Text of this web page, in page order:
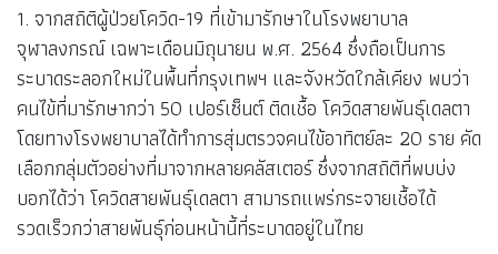
1. จากสถิติผู้ป่วยโควิด-19 ที่เข้ามารักษาในโรงพยาบาล
จุฬาลงกรณ์ เฉพาะเดือนมิถุนายน พ.ศ. 2564 ซึ่งถือเป็นการ
ระบาดระลอกใหม่ในพื้นที่กรุงเทพฯ และจังหวัดใกล้เคียง พบว่า
คนไข้ที่มารักษากว่า 50 เปอร์เซ็นต์ ติดเชื้อ โควิดสายพันธุ์เดลตา
โดยทางโรงพยาบาลได้ทำการสุ่มตรวจคนไข้อาทิตย์ละ 20 ราย คัด
เลือกกลุ่มตัวอย่างที่มาจากหลายคลัสเตอร์ ซึ่งจากสถิติที่พบบ่ง
บอกได้ว่า โควิดสายพันธุ์เดลตา สามารถแพร่กระจายเชื้อได้
รวดเร็วกว่าสายพันธุ์ก่อนหน้านี้ที่ระบาดอยู่ในไทย